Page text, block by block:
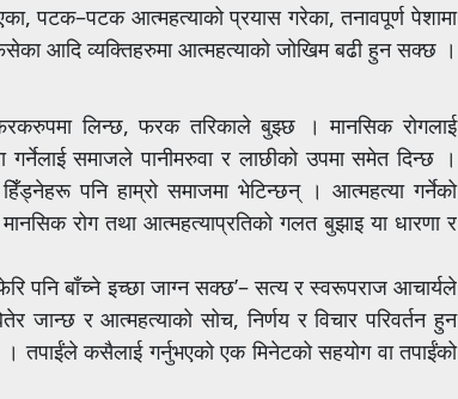
पटक–पटक आत्महत्याको प्रयास गरेका, तनावपूर्ण पेशामा
आदि व्यक्तिहरुमा आत्महत्याको जोखिम बढी हुन सक्छ ।
लिन्छ, फरक तरिकाले बुझ्छ । मानसिक रोगलाई
गर्नेलाई समाजले पानीमरुवा र लाछीको उपमा समेत दिन्छ ।
पनि हाम्रो समाजमा भेटिन्छन् । आत्महत्या गर्नेको
रोग तथा आत्महत्याप्रतिको गलत बुझाइ या धारणा र
पनि बाँच्ने इच्छा जाग्न सक्छ’– सत्य र स्वरूपराज आचार्यले
जान्छ र आत्महत्याको सोच, निर्णय र विचार परिवर्तन हुन
तपाईंले कसैलाई गर्नुभएको एक मिनेटको सहयोग वा तपाईंको